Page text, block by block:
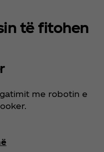
të fitohen
me robotin e